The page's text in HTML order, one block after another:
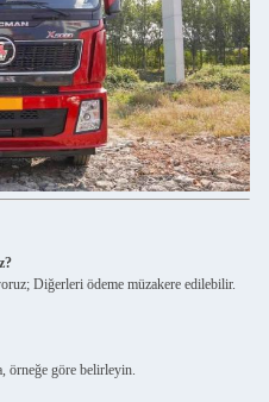
Diğerleri ödeme müzakere edilebilir.
örneğe göre belirleyin.